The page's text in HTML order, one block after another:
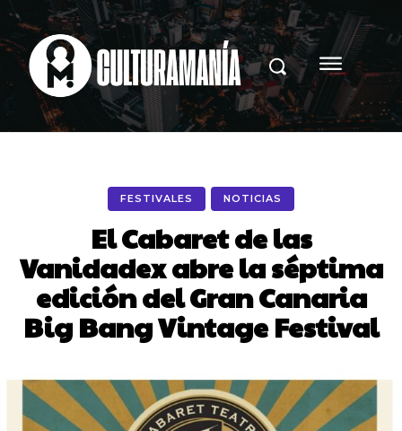
FESTIVALES NOTICIAS
El Cabaret de las
Vanidadex abre la séptima
edición del Gran Canaria
Big Bang Vintage Festival